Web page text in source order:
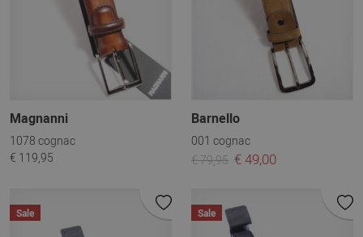
Magnanni
1078 cognac
€ 119,95
Barnello
001 cognac
€ 79,95 € 49,00
Sale Sale